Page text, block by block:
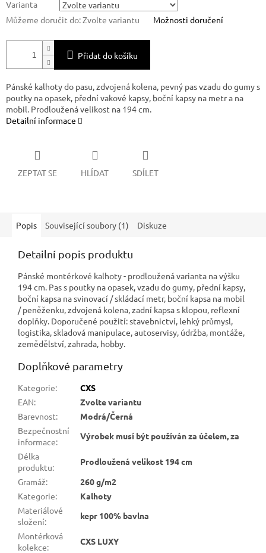
Varianta
Můžeme doručit do:Zvolte variantu Možnosti doručení
Přidat do košíku
Pánské kalhoty do pasu, zdvojená kolena, pevný pas vzadu do gumy s
poutky na opasek, přední vakové kapsy, boční kapsy na metr a na
mobil. Prodloužená velikost na 194 cm.
Detailní informace
ZEPTAT SE HLÍDAT SDÍLET
Popis Související soubory (1) Diskuze
Detailní popis produktu
Pánské montérkové kalhoty - prodloužená varianta na výšku
194 cm. Pas s poutky na opasek, vzadu do gumy, přední kapsy,
boční kapsa na svinovací / skládací metr, boční kapsa na mobil
/ peněženku, zdvojená kolena, zadní kapsa s klopou, reflexní
doplňky. Doporučené použití: stavebnictví, lehký průmysl,
logistika, skladová manipulace, autoservisy, údržba, montáže,
zemědělství, zahrada, hobby.
Doplňkové parametry
Kategorie:
CXS
EAN:
Zvolte variantu
Barevnost:
Modrá/Černá
Bezpečnostní
informace:
Výrobek musí být používán za účelem, za
Délka
produktu:
Prodloužená velikost 194 cm
Gramáž:
260 g/m2
Kategorie:
Kalhoty
Materiálové
složení:
kepr 100% bavlna
Montérková
kolekce:
CXS LUXY